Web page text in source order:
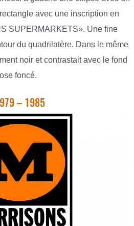
avec une inscription en
SUPERMARKETS». Une fine
du quadrilatère. Dans le même
noir et contrastait avec le fond
foncé.
– 1985